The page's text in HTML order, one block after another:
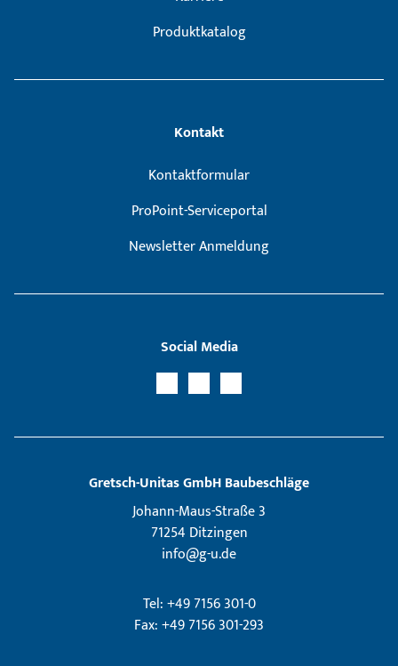
Produktkatalog
Kontakt
Kontaktformular
ProPoint-Serviceportal
Newsletter Anmeldung
Social Media
Gretsch­-Unitas GmbH Baubeschläge
Johann-Maus-Straße 3
71254 Ditzingen
info@g-u.de
Tel: +49 7156 301-0
Fax: +49 7156 301-293